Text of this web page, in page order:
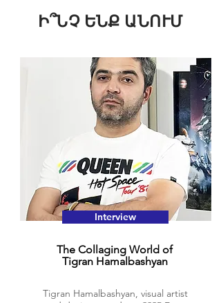
Ի՞ՆՉ ԵՆՔ ԱՆՈՒՄ
Interview
The Collaging World of
Tigran Hamalbashyan
Tigran Hamalbashyan, visual artist